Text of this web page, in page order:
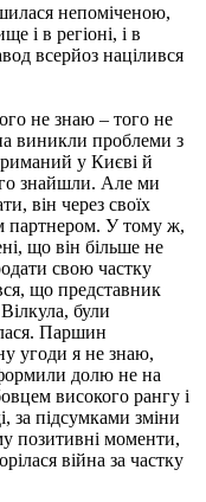
непоміченою,
і в регіоні, і в
всерйоз націлився
не знаю – того не
виникли проблеми з
у Києві й
знайшли. Але ми
він через своїх
партнером. У тому ж,
що він більше не
свою частку
що представник
були
Паршин
угоди я не знаю,
долю не на
високого рангу і
за підсумками зміни
позитивні моменти,
війна за частку